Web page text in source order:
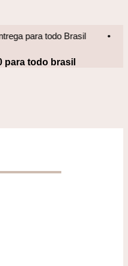
todo Brasil •
para todo brasil